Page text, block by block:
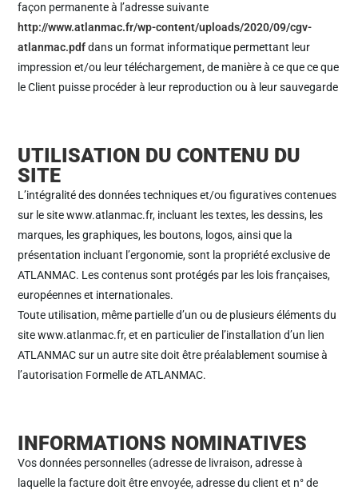
façon permanente à l’adresse suivante
http://www.atlanmac.fr/wp-content/uploads/2020/09/cgv-
atlanmac.pdfdans un format informatique permettant leur
impression et/ou leur téléchargement, de manière à ce que ce que
le Client puisse procéder à leur reproduction ou à leur sauvegarde
UTILISATION DU CONTENU DU
SITE
L’intégralité des données techniques et/ou figuratives contenues
sur le site www.atlanmac.fr, incluant les textes, les dessins, les
marques, les graphiques, les boutons, logos, ainsi que la
présentation incluant l’ergonomie, sont la propriété exclusive de
ATLANMAC. Les contenus sont protégés par les lois françaises,
européennes et internationales.
Toute utilisation, même partielle d’un ou de plusieurs éléments du
site www.atlanmac.fr, et en particulier de l’installation d’un lien
ATLANMAC sur un autre site doit être préalablement soumise à
l’autorisation Formelle de ATLANMAC.
INFORMATIONS NOMINATIVES
Vos données personnelles (adresse de livraison, adresse à
laquelle la facture doit être envoyée, adresse du client et n° de